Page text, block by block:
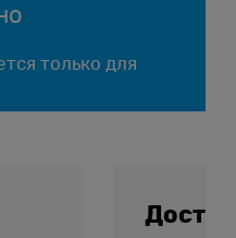
только для